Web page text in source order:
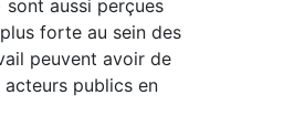
aussi perçues
forte au sein des
peuvent avoir de
publics en